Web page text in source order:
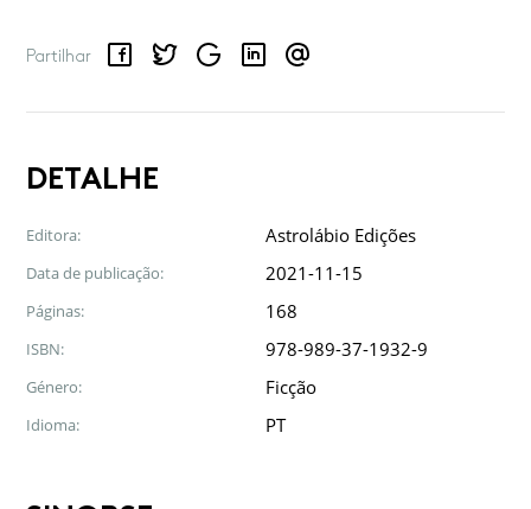
Partilhar
FacebookTwitterGoogle LinkedInEmail
DETALHE
Editora: Astrolábio Edições
Data de publicação: 2021-11-15
Páginas: 168
ISBN: 978-989-37-1932-9
Género: Ficção
Idioma: PT